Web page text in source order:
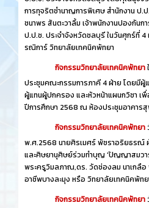
การทุจริตชำนาญการพิเศษ สำนักงาน ป
ชนาพร สันตะวาลิ้ม เจ้าพนักงานปองกันก
ป.ป.ช. ประจำจังหวัดชลบุรี ในวันศุกร์ที่
รณิการ์ วิทยาลัยเทคนิคพัทยา
กิจกรรมวิทยาลัยเทคนิคพัทยา
ประชุมคณะกรรมการภาคี 4 ฝ่าย โดยมี
ผู้แทนผู้ปกครอง และหัวหน้าแผนกวิชา
ปีการศึกษา 2568 ณ ห้องประชุมอาคาร
กิจกรรมวิทยาลัยเทคนิคพัทยา
พ.ศ.2568 นายศิรเมศร์ พัชราอริยธรณ์
และศิษยานุศิษย์ร่วมทำบุญ 'ปัญญาสมวา
พระครูวิมลภาณ,ดร. วัดช่องลม นาเกลือ
อาชีพบางละมุง หรือ วิทยาลัยเทคนิคพัท
กิจกรรมวิทยาลัยเทคนิคพัทยา